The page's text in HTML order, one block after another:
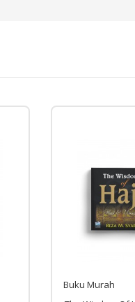
Buku Murah